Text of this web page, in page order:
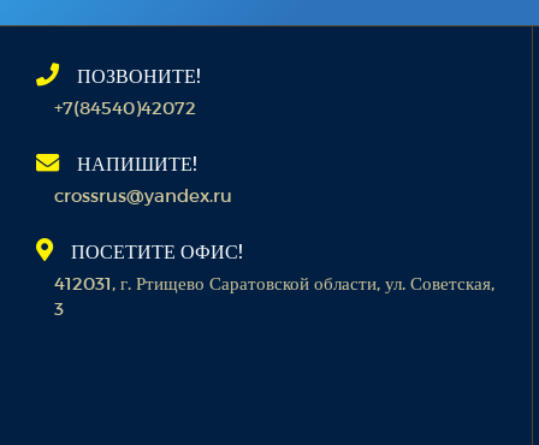
ПОЗВОНИТЕ!
+7(84540)42072
НАПИШИТЕ!
crossrus@yandex.ru
ПОСЕТИТЕ ОФИС!
412031, г. Ртищево Саратовской области, ул. Советская,
3